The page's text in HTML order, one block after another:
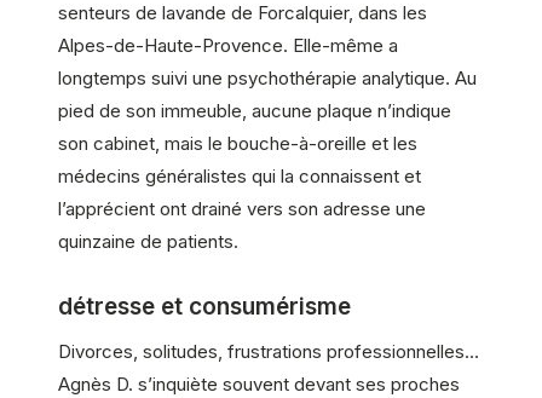
senteurs de lavande de Forcalquier, dans les
Alpes-de-Haute-Provence. Elle-même a
longtemps suivi une psychothérapie analytique. Au
pied de son immeuble, aucune plaque n’indique
son cabinet, mais le bouche-à-oreille et les
médecins généralistes qui la connaissent et
l’apprécient ont drainé vers son adresse une
quinzaine de patients.
détresse et consumérisme
Divorces, solitudes, frustrations professionnelles…
Agnès D. s’inquiète souvent devant ses proches